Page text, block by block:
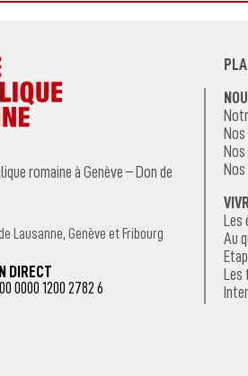
romaine à Genève – Don de
Lausanne, Genève et Fribourg
DIRECT
0000 1200 2782 6
Nos
Les
Au
Les